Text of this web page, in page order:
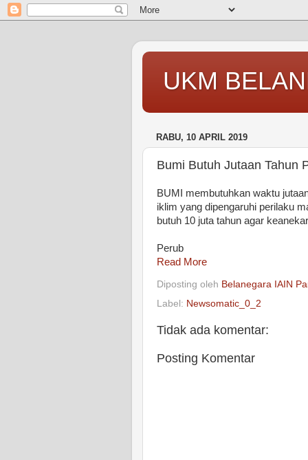
UKM
RABU, 10 APRIL 2019
Bumi Butuh Jutaan Tahun
BUMI membutuhkan waktu
iklim yang dipengaruhi perilaku
butuh 10 juta tahun agar
Perub
Read More
Diposting oleh Belanegara IAIN
Label: Newsomatic_0_2
Tidak ada komentar:
Posting Komentar